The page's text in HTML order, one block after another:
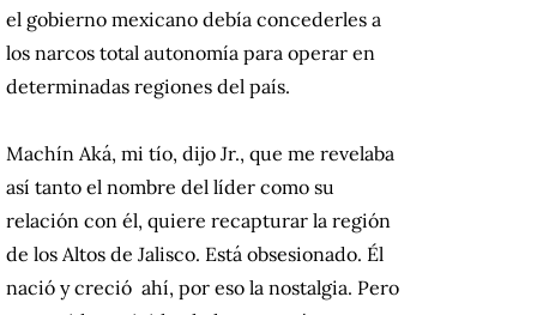
el gobierno mexicano debía concederles a
los narcos total autonomía para operar en
determinadas regiones del país.
Machín Aká, mi tío, dijo Jr., que me revelaba
así tanto el nombre del líder como su
relación con él, quiere recapturar la región
de los Altos de Jalisco. Está obsesionado. Él
nació y creció ahí, por eso la nostalgia. Pero